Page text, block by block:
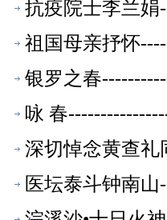
抗疫院士李兰娟
祖国母亲抒怀
银罗之春
咏 春
深切悼念黄查礼
医坛泰斗钟南